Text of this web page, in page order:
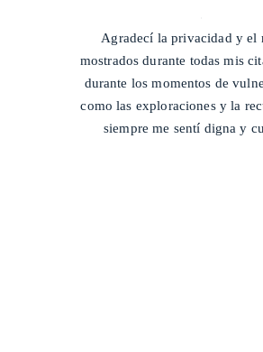
Agradecí la privacidad y el
mostrados durante todas mis
durante los momentos de
como las exploraciones y la
siempre me sentí digna y